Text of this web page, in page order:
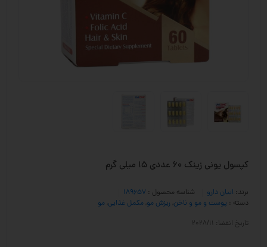
کپسول یونی زینک 60 عددی 15 میلی گرم
برند: ابیان دارو شناسه محصول : 189657
دسته : پوست و مو و ناخن ریزش مو مکمل غذایی مو
تاریخ انقضا: 2028/11